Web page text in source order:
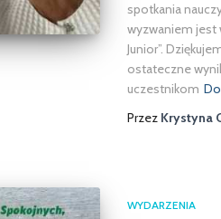
spotkania
wyzwaniem jest
Junior”.
ostateczne
uczestnikom
Przez Krystyna
WYDARZENIA